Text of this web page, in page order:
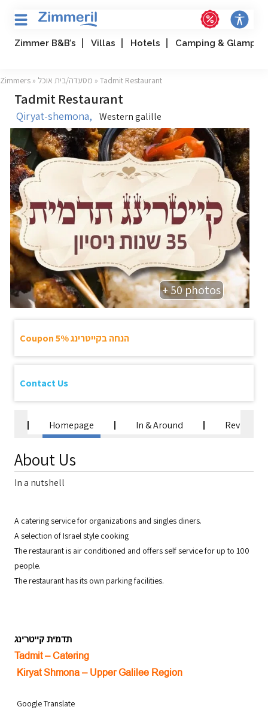
Zimmer B&B’s Villas Hotels Camping &
Zimmers » מסעדה/בית אוכל » Tadmit Restaurant
Tadmit Restaurant
Qiryat-shemona, Western galille
+ 50 photos
Homepage In & Around Reviews
About Us
In a nutshell
A catering service for organizations and singles diners.
A selection of Israel style cooking
The restaurant is air conditioned and offers self service for up to 100
people.
The restaurant has its own parking facilities.
תדמית קייטרינג
Tadmit – Catering
Kiryat Shmona – Upper Galilee Region
Google Translate
Coupon 5% הנחה בקייטרינג
Contact Us